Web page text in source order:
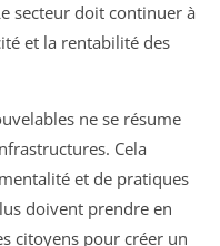
secteur doit continuer à
et la rentabilité des
ne se résume
Cela
et de pratiques
doivent prendre en
citoyens pour créer un